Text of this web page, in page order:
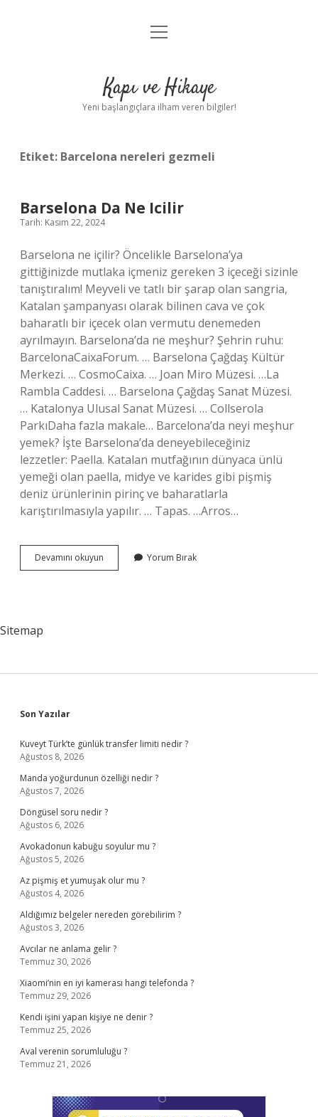
Anasayfa
Yasal Uyarı
menüyü
Kapı ve Hikaye
Yeni başlangıçlara ilham veren bilgiler!
Etiket: Barcelona nereleri gezmeli
Barselona Da Ne Icilir
Tarih: Kasım 22, 2024
Barselona ne içilir? Öncelikle Barselona’ya
gittiğinizde mutlaka içmeniz gereken 3 içeceği sizinle
tanıştıralım! Meyveli ve tatlı bir şarap olan sangria,
Katalan şampanyası olarak bilinen cava ve çok
baharatlı bir içecek olan vermutu denemeden
ayrılmayın. Barselona’da ne meşhur? Şehrin ruhu:
BarcelonaCaixaForum. … Barselona Çağdaş Kültür
Merkezi. … CosmoCaixa. … Joan Miro Müzesi. …La
Rambla Caddesi. … Barselona Çağdaş Sanat Müzesi.
… Katalonya Ulusal Sanat Müzesi. … Collserola
ParkıDaha fazla makale… Barcelona’da neyi meşhur
yemek? İşte Barselona’da deneyebileceğiniz
lezzetler: Paella. Katalan mutfağının dünyaca ünlü
yemeği olan paella, midye ve karides gibi pişmiş
deniz ürünlerinin pirinç ve baharatlarla
karıştırılmasıyla yapılır. … Tapas. …Arros…
Devamını okuyun Barselona
Da
Yorum Bırak
Sitemap
Sidebar
Son Yazılar
Kuveyt Türk’te günlük transfer limiti nedir ?
Ağustos 8, 2026
Manda yoğurdunun özelliği nedir ?
Ağustos 7, 2026
Döngüsel soru nedir ?
Ağustos 6, 2026
Avokadonun kabuğu soyulur mu ?
Ağustos 5, 2026
Az pişmiş et yumuşak olur mu ?
Ağustos 4, 2026
Aldığımız belgeler nereden görebilirim ?
Ağustos 3, 2026
Avcılar ne anlama gelir ?
Temmuz 30, 2026
Xiaomi’nin en iyi kamerası hangi telefonda ?
Temmuz 29, 2026
Kendi işini yapan kişiye ne denir ?
Temmuz 25, 2026
Aval verenin sorumluluğu ?
Temmuz 21, 2026